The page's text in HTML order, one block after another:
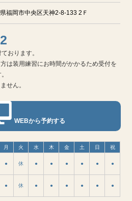
福岡市中央区天神2-8-133 2Ｆ
おります。
は装用練習にお時間がかかるため受付を
せん。
WEBから予約する
月 火 水 木 金 土 日
祝
● 休 ● ● ● ● ● ●
● 休 ● ● ● ● ● ●